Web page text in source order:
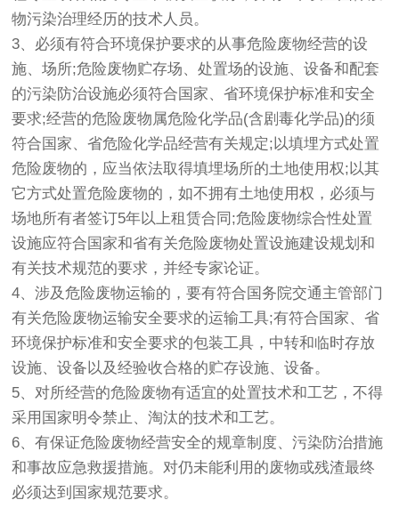
物污染治理经历的技术人员。
3、必须有符合环境保护要求的从事危险废物经营的设
施、场所;危险废物贮存场、处置场的设施、设备和配套
的污染防治设施必须符合国家、省环境保护标准和安全
要求;经营的危险废物属危险化学品(含剧毒化学品)的须
符合国家、省危险化学品经营有关规定;以填埋方式处置
危险废物的，应当依法取得填埋场所的土地使用权;以其
它方式处置危险废物的，如不拥有土地使用权，必须与
场地所有者签订5年以上租赁合同;危险废物综合性处置
设施应符合国家和省有关危险废物处置设施建设规划和
有关技术规范的要求，并经专家论证。
4、涉及危险废物运输的，要有符合国务院交通主管部门
有关危险废物运输安全要求的运输工具;有符合国家、省
环境保护标准和安全要求的包装工具，中转和临时存放
设施、设备以及经验收合格的贮存设施、设备。
5、对所经营的危险废物有适宜的处置技术和工艺，不得
采用国家明令禁止、淘汰的技术和工艺。
6、有保证危险废物经营安全的规章制度、污染防治措施
和事故应急救援措施。对仍未能利用的废物或残渣最终
必须达到国家规范要求。